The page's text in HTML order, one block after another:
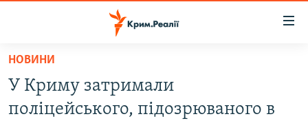
Перейти
основного
матеріалу
ВОДА.КРИМ
НОВИНИ
У Криму затримали
поліцейського, підозрюваного в